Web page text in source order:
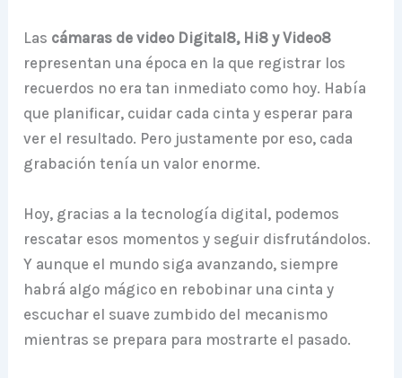
Las cámaras de video Digital8, Hi8 y Video8
representan una época en la que registrar los
recuerdos no era tan inmediato como hoy. Había
que planificar, cuidar cada cinta y esperar para
ver el resultado. Pero justamente por eso, cada
grabación tenía un valor enorme.
Hoy, gracias a la tecnología digital, podemos
rescatar esos momentos y seguir disfrutándolos.
Y aunque el mundo siga avanzando, siempre
habrá algo mágico en rebobinar una cinta y
escuchar el suave zumbido del mecanismo
mientras se prepara para mostrarte el pasado.